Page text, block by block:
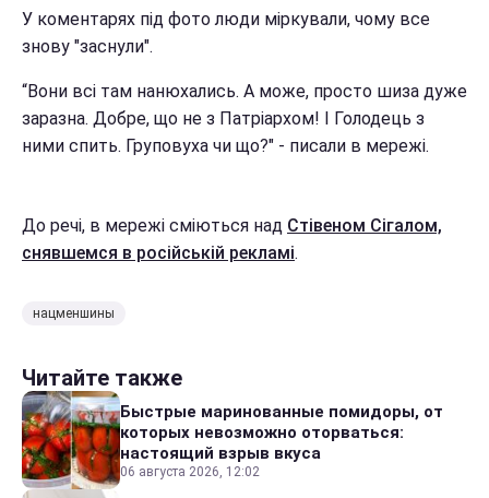
У коментарях під фото люди міркували, чому все
знову "заснули".
“Вони всі там нанюхались. А може, просто шиза дуже
заразна. Добре, що не з Патріархом! І Голодець з
ними спить. Груповуха чи що?" - писали в мережі.
До речі, в мережі сміються над Стівеном Сігалом,
снявшемся в російській рекламі.
нацменшины
Читайте также
Быстрые маринованные помидоры, от
которых невозможно оторваться:
настоящий взрыв вкуса
06 августа 2026, 12:02